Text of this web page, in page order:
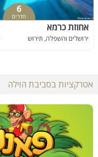
6
חדרים
אחוזת כרמא
ירושלים והשפלה, תירוש
אטרקציות בסביבת הוילה